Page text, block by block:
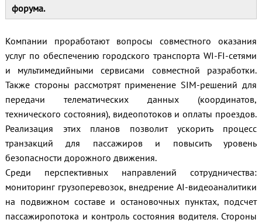
форума.
Компании проработают вопросы совместного оказания
услуг по обеспечению городского транспорта WI-FI-сетями
и мультимедийными сервисами совместной разработки.
Также стороны рассмотрят применение SIM-решений для
передачи телематических данных (координатов,
технического состояния), видеопотоков и оплаты проездов.
Реализация этих планов позволит ускорить процесс
транзакций для пассажиров и повысить уровень
безопасности дорожного движения.
Среди перспективных направлений сотрудничества:
мониторинг грузоперевозок, внедрение AI-видеоаналитики
на подвижном составе и остановочных пунктах, подсчет
пассажиропотока и контроль состояния водителя. Стороны